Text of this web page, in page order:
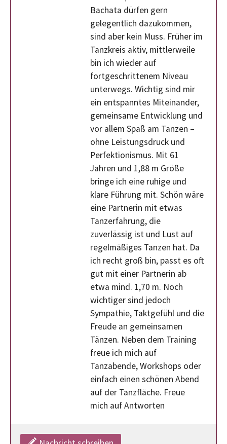
Bachata dürfen gern
gelegentlich dazukommen,
sind aber kein Muss. Früher im
Tanzkreis aktiv, mittlerweile
bin ich wieder auf
fortgeschrittenem Niveau
unterwegs. Wichtig sind mir
ein entspanntes Miteinander,
gemeinsame Entwicklung und
vor allem Spaß am Tanzen –
ohne Leistungsdruck und
Perfektionismus. Mit 61
Jahren und 1,88 m Größe
bringe ich eine ruhige und
klare Führung mit. Schön wäre
eine Partnerin mit etwas
Tanzerfahrung, die
zuverlässig ist und Lust auf
regelmäßiges Tanzen hat. Da
ich recht groß bin, passt es oft
gut mit einer Partnerin ab
etwa mind. 1,70 m. Noch
wichtiger sind jedoch
Sympathie, Taktgefühl und die
Freude an gemeinsamen
Tänzen. Neben dem Training
freue ich mich auf
Tanzabende, Workshops oder
einfach einen schönen Abend
auf der Tanzfläche. Freue
mich auf Antworten